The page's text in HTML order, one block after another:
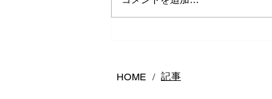
HOME / 記事